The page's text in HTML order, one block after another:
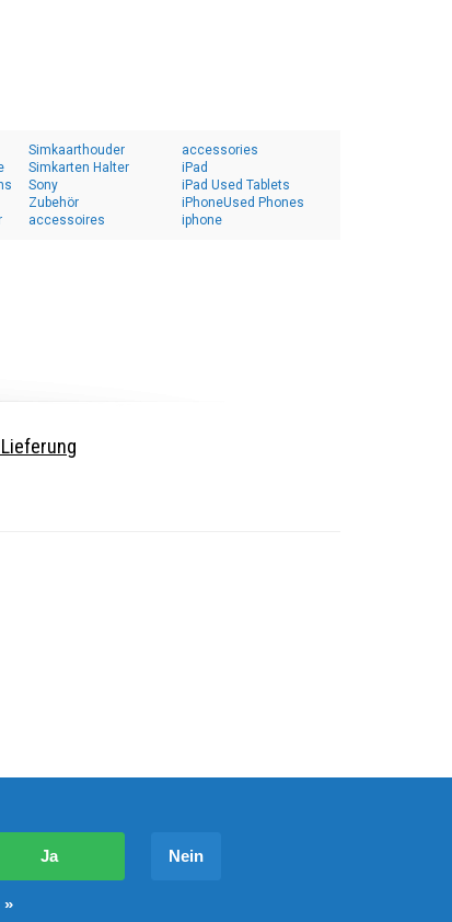
Simkaarthouder
Simkarten Halter
Sony
Zubehör
accessoires
accessories
iPad
iPad Used Tablets
iPhoneUsed Phones
iphone
Ja Nein
»